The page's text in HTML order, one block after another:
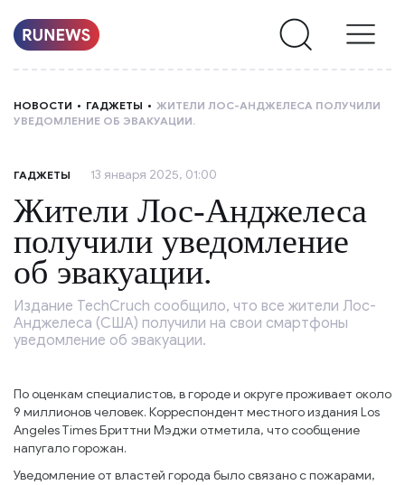
О
НАС
НОВОСТИ ГАДЖЕТЫ
ЖИТЕЛИ ЛОС-АНДЖЕЛЕСА ПОЛУЧИЛИ
УВЕДОМЛЕНИЕ ОБ ЭВАКУАЦИИ.
ГАДЖЕТЫ 13 января 2025, 01:00
Жители Лос-Анджелеса
получили уведомление
об эвакуации.
Издание TechCruch сообщило, что все жители Лос-
Анджелеса (США) получили на свои смартфоны
уведомление об эвакуации.
По оценкам специалистов, в городе и округе проживает около
9 миллионов человек. Корреспондент местного издания Los
Angeles Times Бриттни Мэджи отметила, что сообщение
напугало горожан.
Уведомление от властей города было связано с пожарами,